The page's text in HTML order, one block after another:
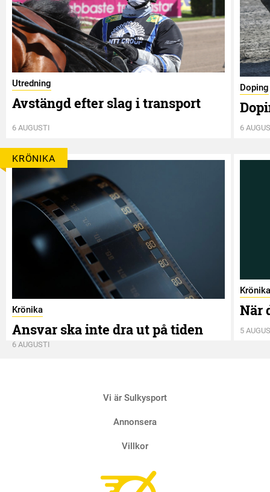
Utredning
Avstängd efter slag i transport
6 AUGUSTI
Doping
6
KRÖNIKA
Krönika
Ansvar ska inte dra ut på tiden
6 AUGUSTI
Krönika
När
5
Vi är Sulkysport
Annonsera
Villkor